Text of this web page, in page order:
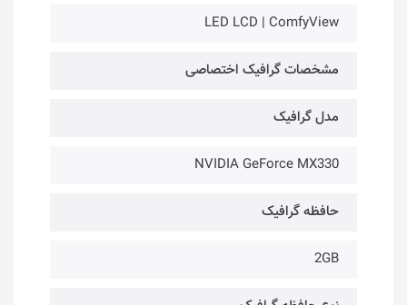
LED LCD | ComfyView
مشخصات گرافیک اختصاصی
مدل گرافیک
NVIDIA GeForce MX330
حافظه گرافیک
2GB